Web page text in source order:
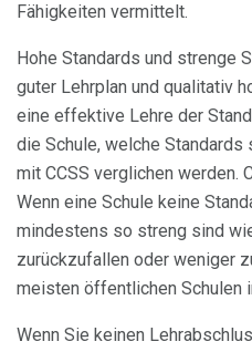
Fähigkeiten vermittelt.
Hohe Standards und strenge
guter Lehrplan und qualitativ
eine effektive Lehre der
die Schule, welche
mit CCSS verglichen werden.
Wenn eine Schule keine
mindestens so streng sind
zurückzufallen oder weniger
meisten öffentlichen Schulen
Wenn Sie keinen